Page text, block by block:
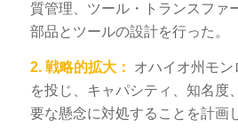
質管理、ツール・トランスファ
部品とツールの設計を行った。
2. 戦略的拡大：
オハイオ州モ
を投じ、キャパシティ、知名度
要な懸念に対処することを計画